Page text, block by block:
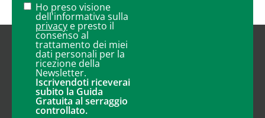
Ho preso visione
dell'informativa sulla
privacy e presto il
consenso al
trattamento dei miei
dati personali per la
ricezione della
Newsletter.
Iscrivendoti riceverai
subito la Guida
Gratuita al serraggio
controllato.